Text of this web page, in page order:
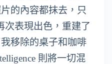
的內容都抹去，只
次表現出色，重建了
移除的桌子和咖啡
則將一切混